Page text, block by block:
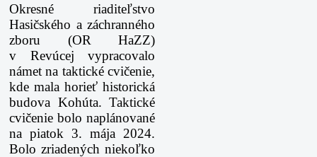
Okresné riaditeľstvo
Hasičského a záchranného
zboru (OR HaZZ)
v Revúcej vypracovalo
námet na taktické cvičenie,
kde mala horieť historická
budova Kohúta. Taktické
cvičenie bolo naplánované
na piatok 3. mája 2024.
Bolo zriadených niekoľko